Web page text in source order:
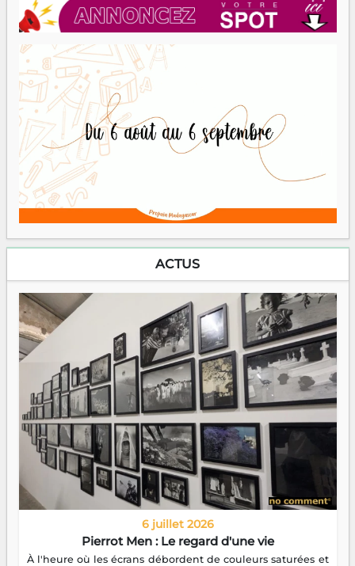
ACTUS
6 juillet 2026
Pierrot Men : Le regard d'une vie
À l'heure où les écrans débordent de couleurs saturées et